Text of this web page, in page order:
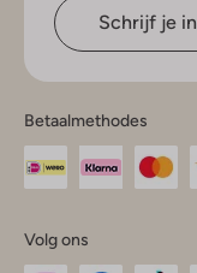
Schrijf je in
Betaalmethodes
Volg ons